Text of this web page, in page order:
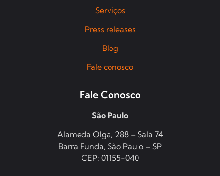
Serviços
Press releases
Blog
Fale conosco
Fale Conosco
São Paulo
Alameda Olga, 288 – Sala 74
Barra Funda, São Paulo – SP
CEP: 01155-040